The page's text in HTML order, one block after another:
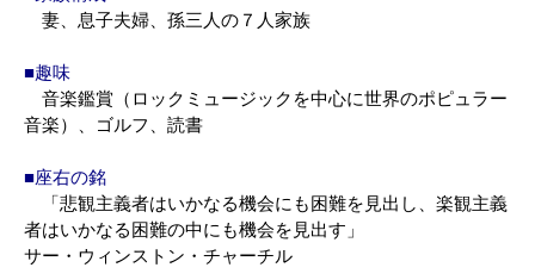
妻、息子夫婦、孫三人の７人家族
■趣味
音楽鑑賞（ロックミュージックを中心に世界のポピュラー
音楽）、ゴルフ、読書
■座右の銘
「悲観主義者はいかなる機会にも困難を見出し、楽観主義
者はいかなる困難の中にも機会を見出す」
サー・ウィンストン・チャーチル